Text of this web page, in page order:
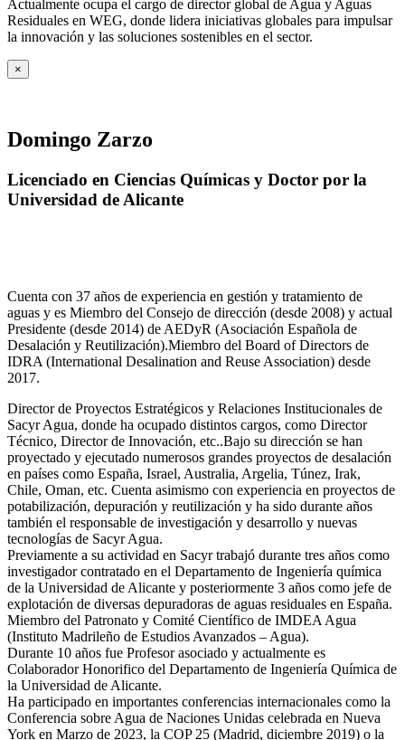
Actualmente ocupa el cargo de director global de Agua y Aguas
Residuales en WEG, donde lidera iniciativas globales para impulsar
la innovación y las soluciones sostenibles en el sector.
×
Domingo Zarzo
Licenciado en Ciencias Químicas y Doctor por la
Universidad de Alicante
Cuenta con 37 años de experiencia en gestión y tratamiento de
aguas y es Miembro del Consejo de dirección (desde 2008) y actual
Presidente (desde 2014) de AEDyR (Asociación Española de
Desalación y Reutilización).Miembro del Board of Directors de
IDRA (International Desalination and Reuse Association) desde
2017.
Director de Proyectos Estratégicos y Relaciones Institucionales de
Sacyr Agua, donde ha ocupado distintos cargos, como Director
Técnico, Director de Innovación, etc..Bajo su dirección se han
proyectado y ejecutado numerosos grandes proyectos de desalación
en países como España, Israel, Australia, Argelia, Túnez, Irak,
Chile, Oman, etc. Cuenta asimismo con experiencia en proyectos de
potabilización, depuración y reutilización y ha sido durante años
también el responsable de investigación y desarrollo y nuevas
tecnologías de Sacyr Agua.
Previamente a su actividad en Sacyr trabajó durante tres años como
investigador contratado en el Departamento de Ingeniería química
de la Universidad de Alicante y posteriormente 3 años como jefe de
explotación de diversas depuradoras de aguas residuales en España.
Miembro del Patronato y Comité Científico de IMDEA Agua
(Instituto Madrileño de Estudios Avanzados – Agua).
Durante 10 años fue Profesor asociado y actualmente es
Colaborador Honorifico del Departamento de Ingeniería Química de
la Universidad de Alicante.
Ha participado en importantes conferencias internacionales como la
Conferencia sobre Agua de Naciones Unidas celebrada en Nueva
York en Marzo de 2023, la COP 25 (Madrid, diciembre 2019) o la